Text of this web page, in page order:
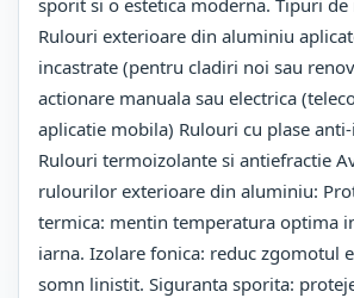
sporit si o estetica moderna. Tipuri
Rulouri exterioare din aluminiu
incastrate (pentru cladiri noi sau
actionare manuala sau electrica
aplicatie mobila) Rulouri cu plase
Rulouri termoizolante si antiefractie
rulourilor exterioare din aluminiu:
termica: mentin temperatura optima
iarna. Izolare fonica: reduc zgomotul
somn linistit. Siguranta sporita: